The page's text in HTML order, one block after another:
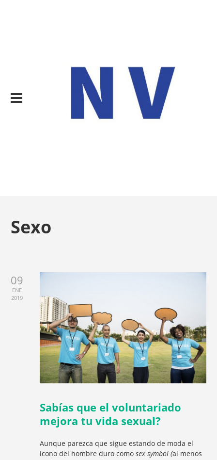
Sexo
09
ENE
2019
Sabías que el voluntariado
mejora tu vida sexual?
Aunque parezca que sigue estando de moda el
icono del hombre duro comosex symbol (al menos